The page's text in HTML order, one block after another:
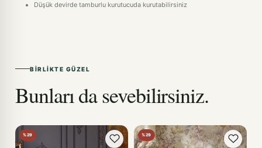
Düşük devirde tamburlu kurutucuda kurutabilirsiniz
BIRLIKTE GÜZEL
Bunları da sevebilirsiniz.
%29 %29